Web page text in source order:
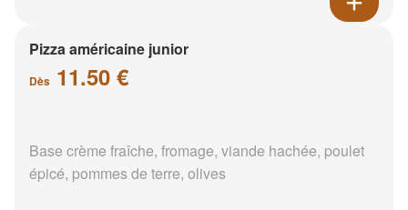
Pizza américaine junior
Dès 11.50 €
Base crème fraîche, fromage, viande hachée, poulet
épicé, pommes de terre, olives